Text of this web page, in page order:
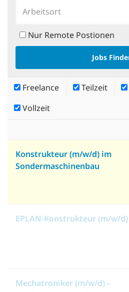
Nur Remote Postionen
Freelance Teilzeit
Vollzeit
Konstrukteur (m/w/d) im
Sondermaschinenbau
EPLAN-Konstrukteur (m/w/d)
Mechatroniker (m/w/d) –